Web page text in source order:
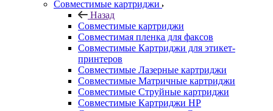
Совместимые картриджи
Назад
Совместимые картриджи
Совместимая пленка для факсов
Совместимые Картриджи для этикет-
принтеров
Совместимые Лазерные картриджи
Совместимые Матричные картриджи
Совместимые Струйные картриджи
Совместимые Картриджи HP